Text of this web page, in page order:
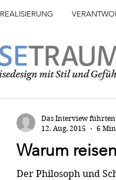
REALISIERUNG
Warum
Der Philosoph und
Das Interview
12. Aug. 2015
6